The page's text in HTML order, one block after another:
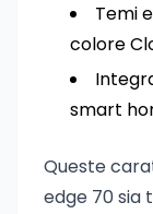
Temi
colore
smart
Queste
edge 70 sia